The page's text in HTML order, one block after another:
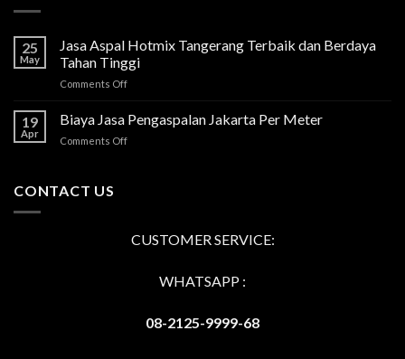
25
May
Jasa Aspal Hotmix Tangerang Terbaik dan Berdaya
Tahan Tinggi
Comments Offon
Aspal
Hotmix
Tangerang
19
Apr
Biaya Jasa Pengaspalan Jakarta Per Meter
Comments Offon
CONTACT US
CUSTOMER SERVICE:
WHATSAPP :
08-2125-9999-68